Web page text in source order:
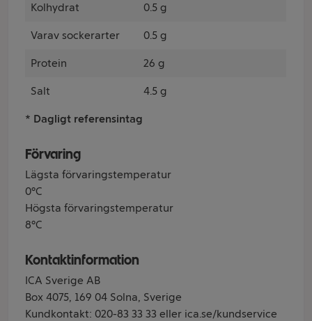
Kolhydrat 0.5 g
Varav sockerarter 0.5 g
Protein 26 g
Salt 4.5 g
* Dagligt referensintag
Förvaring
Lägsta förvaringstemperatur
0°C
Högsta förvaringstemperatur
8°C
Kontaktinformation
ICA Sverige AB
Box 4075, 169 04 Solna, Sverige
Kundkontakt: 020-83 33 33 eller ica.se/kundservice